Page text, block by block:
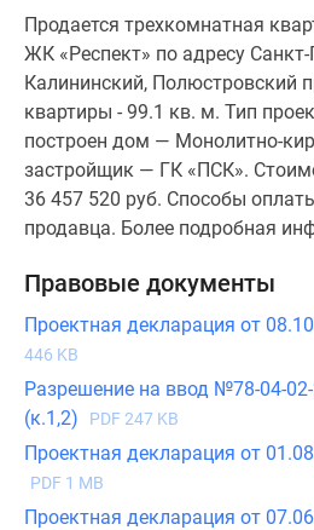
Продается трехкомнатная
ЖК «Респект» по адресу Санкт-
Калининский, Полюстровский
квартиры - 99.1 кв. м. Тип
построен дом — Монолитно-
застройщик — ГК «ПСК».
36 457 520 руб. Способы
продавца. Более подробная
Правовые документы
Проектная декларация от
446 KB
Разрешение на ввод №78-04-
(к.1,2)
PDF 247 KB
Проектная декларация от
PDF 1 MB
Проектная декларация от